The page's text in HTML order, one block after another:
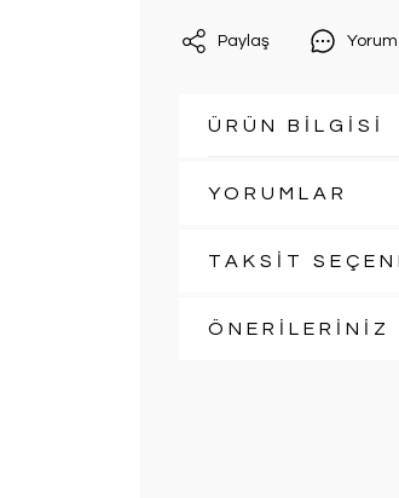
Paylaş
ÜRÜN BİLGİSİ
YORUMLAR
TAKSİT
ÖNERİLERİNİZ